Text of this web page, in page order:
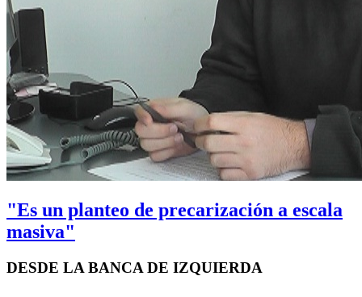
"Es un planteo de precarización a escala
masiva"
DESDE LA BANCA DE IZQUIERDA